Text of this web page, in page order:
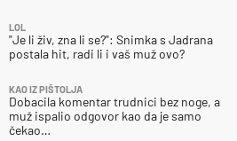
LOL
"Je li živ, zna li se?": Snimka s Jadrana
postala hit, radi li i vaš muž ovo?
KAO IZ PIŠTOLJA
Dobacila komentar trudnici bez noge, a
muž ispalio odgovor kao da je samo
čekao…